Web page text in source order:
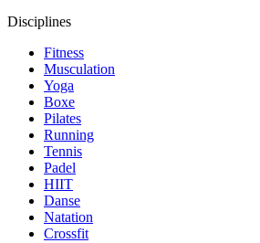
Disciplines
Fitness
Musculation
Yoga
Boxe
Pilates
Running
Tennis
Padel
HIIT
Danse
Natation
Crossfit